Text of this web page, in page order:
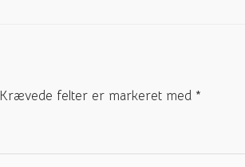
Krævede felter er markeret med *